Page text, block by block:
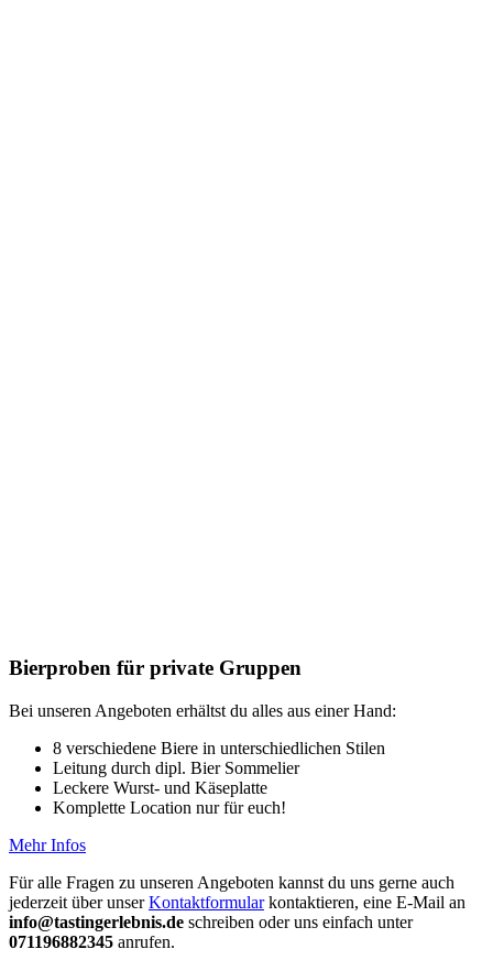
Bierproben für private Gruppen
Bei unseren Angeboten erhältst du alles aus einer Hand:
8 verschiedene Biere in unterschiedlichen Stilen
Leitung durch dipl. Bier Sommelier
Leckere Wurst- und Käseplatte
Komplette Location nur für euch!
Mehr Infos
Für alle Fragen zu unseren Angeboten kannst du uns gerne auch
jederzeit über unserKontaktformularkontaktieren, eine E-Mail an
info@tastingerlebnis.de schreiben oder uns einfach unter
071196882345 anrufen.